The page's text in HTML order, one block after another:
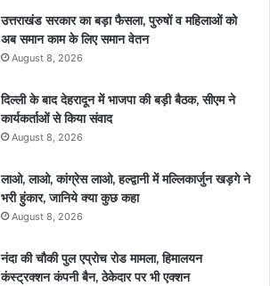
उत्तराखंड सरकार का बड़ा फैसला, पुरुषों व महिलाओं को
अब समान काम के लिए समान वेतन
August 8, 2026
दिल्ली के बाद देहरादून में भाजपा की बड़ी बैठक, सीएम ने
कार्यकर्ताओं से किया संवाद
August 8, 2026
लाओ, लाओ, कांग्रेस लाओ, हल्द्वानी में मल्लिकार्जुन खड़गे ने
भरी हुंकार, जानिये क्या कुछ कहा
August 8, 2026
नंदा की चौकी पुल एप्रोच रोड मामला, हिमालयन
कंस्ट्रक्शन कंपनी बैन, ठेकेदार पर भी एक्शन